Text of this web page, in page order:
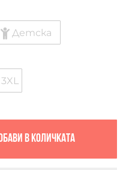
Детска
3XL
в количката